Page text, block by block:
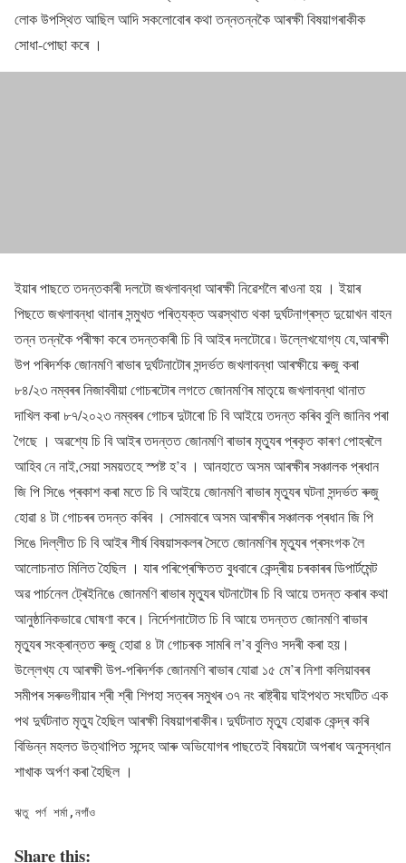
লোক উপস্থিত আছিল আদি সকলোবোৰ কথা তন্নতন্নকৈ আৰক্ষী বিষয়াগৰাকীক
সোধা-পোছা কৰে ।
ইয়াৰ পাছতে তদন্তকাৰী দলটো জখলাবন্ধা আৰক্ষী নিৱেশলৈ ৰাওনা হয় । ইয়াৰ
পিছতে জখলাবন্ধা থানাৰ সন্মুখত পৰিত্যক্ত অৱস্থাত থকা দুৰ্ঘটনাগ্ৰস্ত দুয়োখন বাহন
তন্ন তন্নকৈ পৰীক্ষা কৰে তদন্তকাৰী চি বি আইৰ দলটোৱে ৷ উল্লেখযোগ্য যে,আৰক্ষী
উপ পৰিদৰ্শক জোনমণি ৰাভাৰ দুৰ্ঘটনাটোৰ সন্দৰ্ভত জখলাবন্ধা আৰক্ষীয়ে ৰুজু কৰা
৮৪/২৩ নম্বৰৰ নিজাববীয়া গোচৰটোৰ লগতে জোনমণিৰ মাতৃয়ে জখলাবন্ধা থানাত
দাখিল কৰা ৮৭/২০২৩ নম্বৰৰ গোচৰ দুটাৰো চি বি আইয়ে তদন্ত কৰিব বুলি জানিব পৰা
গৈছে । অৱশ্যে চি বি আইৰ তদন্তত জোনমণি ৰাভাৰ মৃত্যুৰ প্ৰকৃত কাৰণ পোহৰলৈ
আহিব নে নাই,সেয়া সময়তহে স্পষ্ট হ’ব । আনহাতে অসম আৰক্ষীৰ সঞ্চালক প্ৰধান
জি পি সিঙে প্ৰকাশ কৰা মতে চি বি আইয়ে জোনমণি ৰাভাৰ মৃত্যুৰ ঘটনা সন্দৰ্ভত ৰুজু
হোৱা ৪ টা গোচৰৰ তদন্ত কৰিব । সোমবাৰে অসম আৰক্ষীৰ সঞ্চালক প্ৰধান জি পি
সিঙে দিল্লীত চি বি আইৰ শীৰ্ষ বিষয়াসকলৰ সৈতে জোনমণিৰ মৃত্যুৰ প্ৰসংগক লৈ
আলোচনাত মিলিত হৈছিল । যাৰ পৰিপ্ৰেক্ষিতত বুধবাৰে কেন্দ্ৰীয় চৰকাৰৰ ডিপার্টমেন্ট
অৱ পাৰ্চনেল ট্ৰেইনিঙে জোনমণি ৰাভাৰ মৃত্যুৰ ঘটনাটোৰ চি বি আয়ে তদন্ত কৰাৰ কথা
আনুষ্ঠানিকভাৱে ঘোষণা কৰে। নিৰ্দেশনাটোত চি বি আয়ে তদন্তত জোনমণি ৰাভাৰ
মৃত্যুৰ সংক্ৰান্তত ৰুজু হোৱা ৪ টা গোচৰক সামৰি ল’ব বুলিও সদৰী কৰা হয়।
উল্লেখ্য যে আৰক্ষী উপ-পৰিদৰ্শক জোনমণি ৰাভাৰ যোৱা ১৫ মে’ৰ নিশা কলিয়াবৰৰ
সমীপৰ সৰুভগীয়াৰ শ্ৰী শ্ৰী শিপহা সত্ৰৰ সমুখৰ ৩৭ নং ৰাষ্ট্ৰীয় ঘাইপথত সংঘটিত এক
পথ দুৰ্ঘটনাত মৃত্যু হৈছিল আৰক্ষী বিষয়াগৰাকীৰ ৷ দুৰ্ঘটনাত মৃত‍্যু হোৱাক কেন্দ্ৰ কৰি
বিভিন্ন মহলত উত্থাপিত সন্দেহ আৰু অভিযোগৰ পাছতেই বিষয়টো অপৰাধ অনুসন্ধান
শাখাক অৰ্পণ কৰা হৈছিল ।
ঋতু পৰ্ণ শৰ্মা,নগাঁও
Share this: